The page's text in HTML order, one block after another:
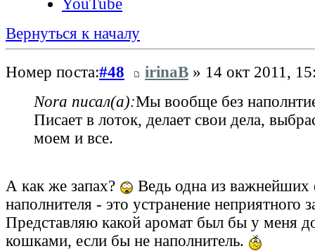
YouTube
Вернуться к началу
Номер поста:#48 irinaB » 14 окт 2011,
Nora писал(а):Мы вообще без
Писает в лоток, делает свои дела,
моем и все.
А как же запах?
Ведь одна из важнейших
наполнителя - это устранение неприятного
Представляю какой аромат был бы у меня
кошками, если бы не наполнитель.